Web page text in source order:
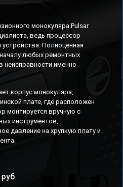
монокуляра Pulsar
ведь процессор
Полноценная
любых ремонтных
неисправности именно
корпус монокуляра,
плате, где расположен
монтируется вручную с
инструментов,
давление на хрупкую плату и
руб